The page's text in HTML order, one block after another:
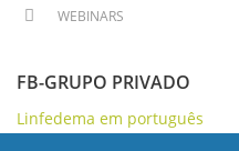
WEBINARS
FB-GRUPO PRIVADO
Linfedema em português